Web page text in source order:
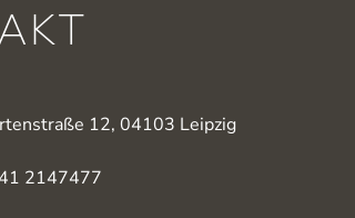
12, 04103 Leipzig
2147477